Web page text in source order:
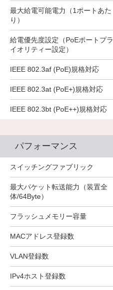
最大給電可能電力（1ポートあた
り）
給電優先度設定（PoEポートプラ
イオリティー設定）
IEEE 802.3af (PoE)規格対応
IEEE 802.3at (PoE+)規格対応
IEEE 802.3bt (PoE++)規格対応
90W
○
○
○
○
90W
○
○
○
○
パフォーマンス
スイッチングファブリック
最大パケット転送能力（装置全
体/64Byte）
フラッシュメモリー容量
MACアドレス登録数
VLAN登録数
IPv4ホスト登録数
576Gbps
148.80Mpps
256MByte
16K（最大）
4,094個
4K
288Gbps
89.28Mpps
256Mbyte